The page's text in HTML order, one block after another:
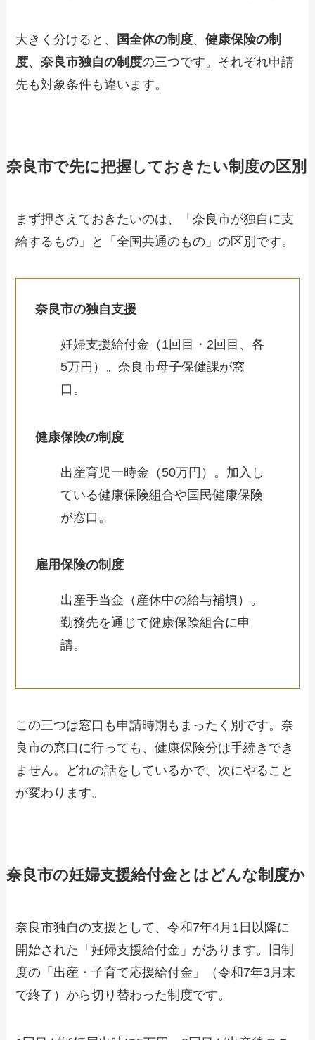
大きく分けると、 国全体の制度、健康保険の制
度、奈良市独自の制度の三つです。それぞれ申請
先も対象条件も違います。
奈良市で先に把握しておきたい制度の区別
まず押さえておきたいのは、「奈良市が独自に支
給するもの」と「全国共通のもの」の区別です。
奈良市の独自支援
妊婦支援給付金（1回目・2回目、各
5万円）。奈良市母子保健課が窓
口。
健康保険の制度
出産育児一時金（50万円）。加入し
ている健康保険組合や国民健康保険
が窓口。
雇用保険の制度
出産手当金（産休中の給与補填）。
勤務先を通じて健康保険組合に申
請。
この三つは窓口も申請時期もまったく別です。奈
良市の窓口に行っても、健康保険分は手続きでき
ません。どれの話をしているかで、次にやること
が変わります。
奈良市の妊婦支援給付金とはどんな制度か
奈良市独自の支援として、令和7年4月1日以降に
開始された「妊婦支援給付金」があります。旧制
度の「出産・子育て応援給付金」（令和7年3月末
で終了）から切り替わった制度です。